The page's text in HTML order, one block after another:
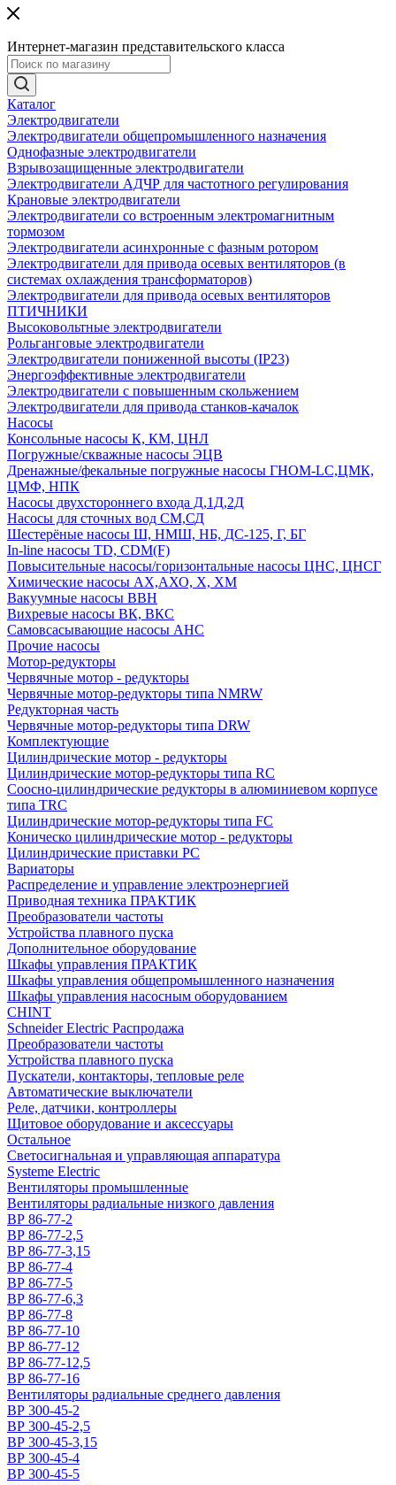
Интернет-магазин представительского класса
Каталог
Электродвигатели
Электродвигатели общепромышленного назначения
Однофазные электродвигатели
Взрывозащищенные электродвигатели
Электродвигатели АДЧР для частотного регулирования
Крановые электродвигатели
Электродвигатели со встроенным электромагнитным
тормозом
Электродвигатели асинхронные с фазным ротором
Электродвигатели для привода осевых вентиляторов (в
системах охлаждения трансформаторов)
Электродвигатели для привода осевых вентиляторов
ПТИЧНИКИ
Высоковольтные электродвигатели
Рольганговые электродвигатели
Электродвигатели пониженной высоты (IP23)
Энергоэффективные электродвигатели
Электродвигатели с повышенным скольжением
Электродвигатели для привода станков-качалок
Насосы
Консольные насосы К, КМ, ЦНЛ
Погружные/скважные насосы ЭЦВ
Дренажные/фекальные погружные насосы ГНОМ-LC,ЦМК,
ЦМФ, НПК
Насосы двухстороннего входа Д,1Д,2Д
Насосы для сточных вод СМ,СД
Шестерёные насосы Ш, НМШ, НБ, ДС-125, Г, БГ
In-line насосы TD, CDM(F)
Повысительные насосы/горизонтальные насосы ЦНС, ЦНСГ
Химические насосы АХ,АХО, Х, ХМ
Вакуумные насосы ВВН
Вихревые насосы ВК, ВКС
Самовсасывающие насосы АНС
Прочие насосы
Мотор-редукторы
Червячные мотор - редукторы
Червячные мотор-редукторы типа NMRW
Редукторная часть
Червячные мотор-редукторы типа DRW
Комплектующие
Цилиндрические мотор - редукторы
Цилиндрические мотор-редукторы типа RC
Соосно-цилиндрические редукторы в алюминиевом корпусе
типа TRC
Цилиндрические мотор-редукторы типа FC
Коническо цилиндрические мотор - редукторы
Цилиндрические приставки PC
Вариаторы
Распределение и управление электроэнергией
Приводная техника ПРАКТИК
Преобразователи частоты
Устройства плавного пуска
Дополнительное оборудование
Шкафы управления ПРАКТИК
Шкафы управления общепромышленного назначения
Шкафы управления насосным оборудованием
CHINT
Schneider Electric Распродажа
Преобразователи частоты
Устройства плавного пуска
Пускатели, контакторы, тепловые реле
Автоматические выключатели
Реле, датчики, контроллеры
Щитовое оборудование и аксессуары
Остальное
Светосигнальная и управляющая аппаратура
Systeme Electric
Вентиляторы промышленные
Вентиляторы радиальные низкого давления
ВР 86-77-2
ВР 86-77-2,5
ВР 86-77-3,15
ВР 86-77-4
ВР 86-77-5
ВР 86-77-6,3
ВР 86-77-8
ВР 86-77-10
ВР 86-77-12
ВР 86-77-12,5
ВР 86-77-16
Вентиляторы радиальные среднего давления
ВР 300-45-2
ВР 300-45-2,5
ВР 300-45-3,15
ВР 300-45-4
ВР 300-45-5